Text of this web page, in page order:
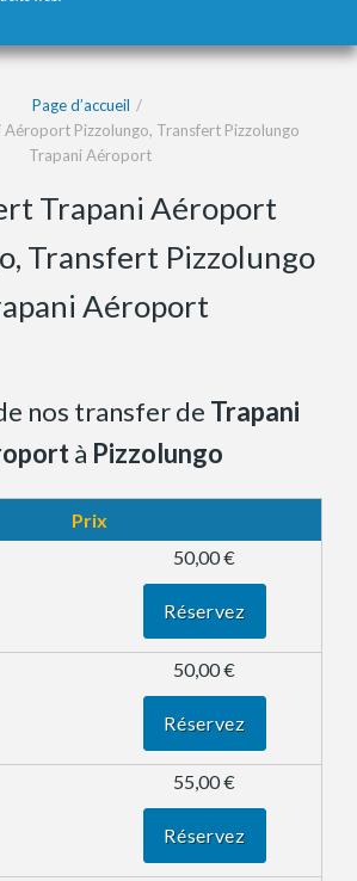
Page d’accueil
Pizzolungo, Transfert Pizzolungo
Trapani Aéroport
Trapani Aéroport
Transfert Pizzolungo
Aéroport
nos transfer de Trapani
à Pizzolungo
Prix
50,00 €
Réservez
50,00 €
Réservez
55,00 €
Réservez